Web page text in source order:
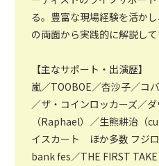
る。豊富な現場経験を活か
の両面から実践的に解説して
【主なサポート・出演歴】
嵐／TOOBOE／杏沙子／コ
／ザ・コインロッカーズ／
（Raphael）／生熊耕治（
イスカート ほか多数 フジ
bank fes／THE FIRST TAKE